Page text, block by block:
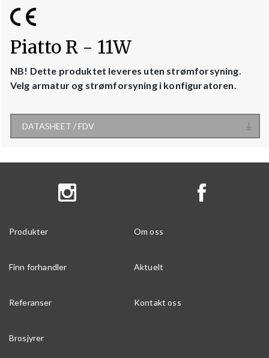
Piatto R - 11W
NB! Dette produktet leveres uten strømforsyning.
Velg armatur og strømforsyning i konfiguratoren.
DATASHEET / FDV
Produkter Om oss
Finn forhandler Aktuelt
Referanser Kontakt oss
Brosjyrer